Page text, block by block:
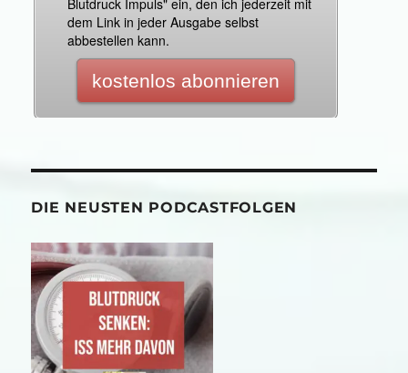
DIE NEUSTEN PODCASTFOLGEN